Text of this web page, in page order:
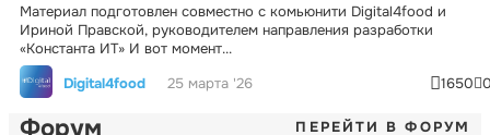
Материал подготовлен совместно с комьюнити Digital4food и
Ириной Правской, руководителем направления разработки
«Константа ИТ» И вот момент...
Digital4food
25 марта '26 1650
Форум ПЕРЕЙТИ В ФОРУМ